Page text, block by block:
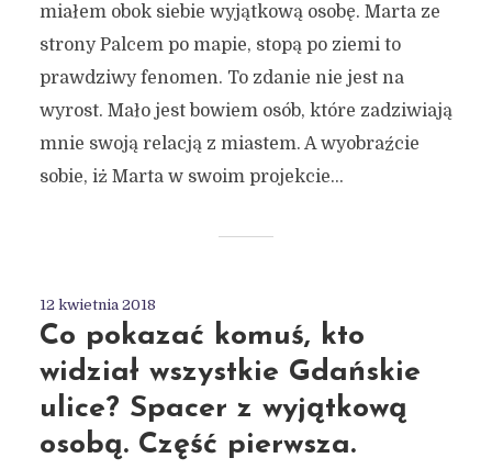
miałem obok siebie wyjątkową osobę. Marta ze
strony Palcem po mapie, stopą po ziemi to
prawdziwy fenomen. To zdanie nie jest na
wyrost. Mało jest bowiem osób, które zadziwiają
mnie swoją relacją z miastem. A wyobraźcie
sobie, iż Marta w swoim projekcie...
12 kwietnia 2018
Co pokazać komuś, kto
widział wszystkie Gdańskie
ulice? Spacer z wyjątkową
osobą. Część pierwsza.